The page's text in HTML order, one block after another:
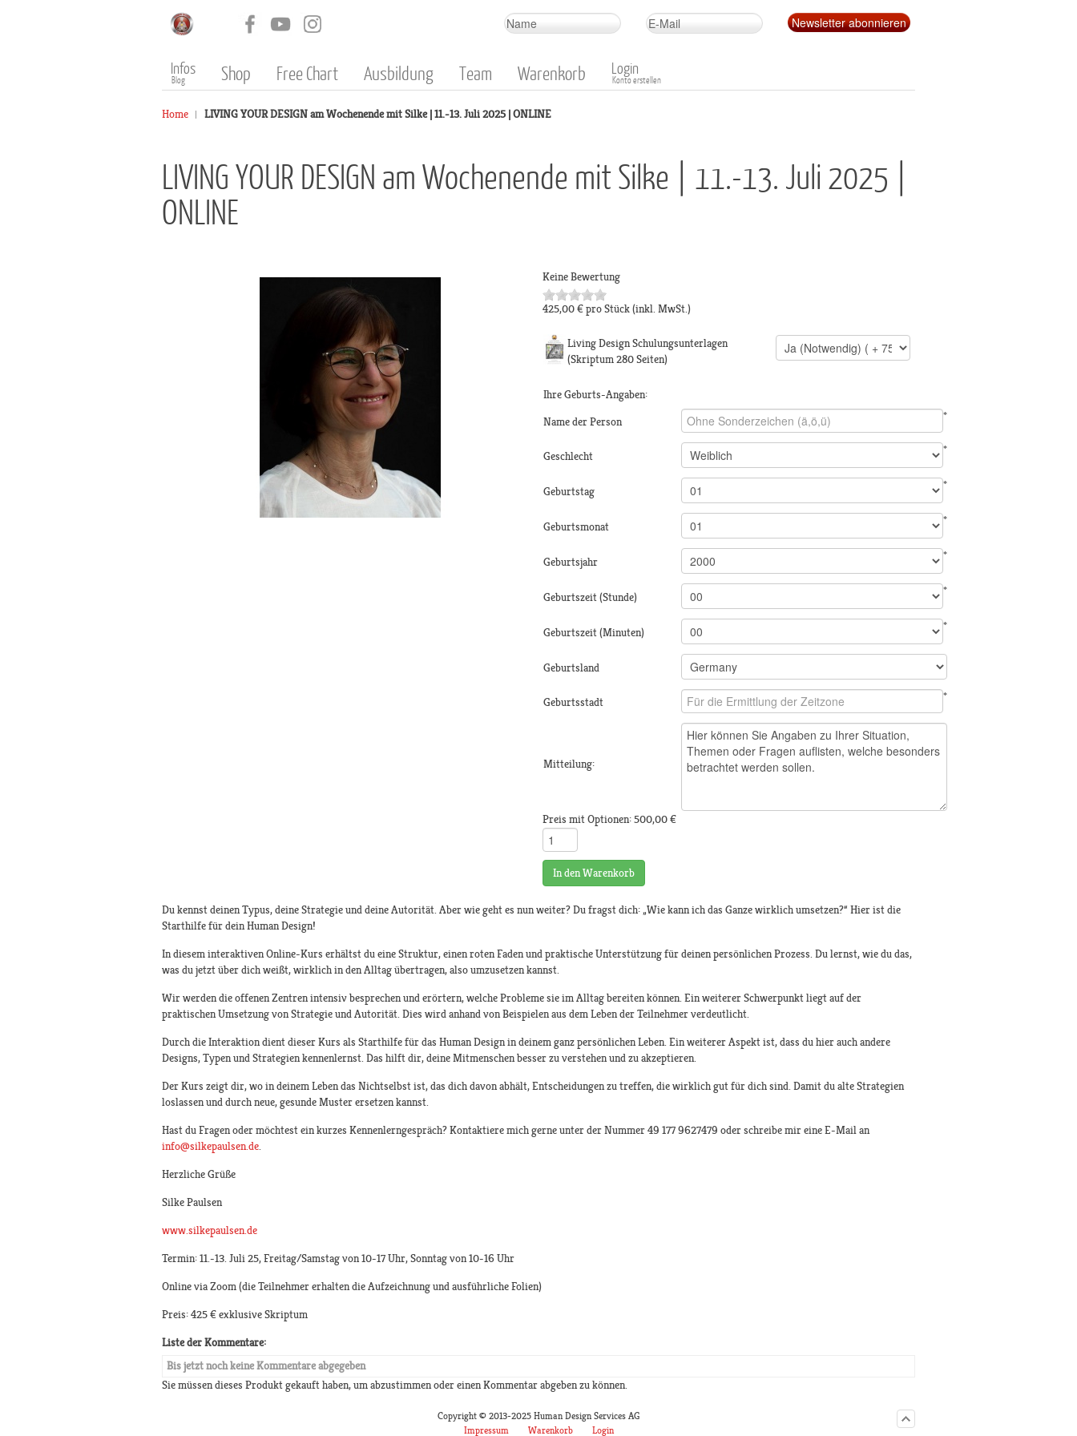
Infos
Blog Shop Free Chart Ausbildung Team Warenkorb Login
Konto erstellen
Home LIVING YOUR DESIGN am Wochenende mit Silke | 11.-13. Juli 2025 | ONLINE
LIVING YOUR DESIGN am Wochenende mit Silke | 11.-13. Juli 2025 |
ONLINE
Keine Bewertung
425,00 €pro Stück(inkl. MwSt.)
Living Design Schulungsunterlagen
(Skriptum 280 Seiten)
Ihre Geburts-Angaben:
Name der Person
*
Geschlecht *
Geburtstag *
Geburtsmonat *
Geburtsjahr *
Geburtszeit (Stunde) *
Geburtszeit (Minuten) *
Geburtsland
Geburtsstadt *
Mitteilung:
Preis mit Optionen:500,00 €
In den Warenkorb
Du kennst deinen Typus, deine Strategie und deine Autorität. Aber wie geht es nun weiter? Du fragst dich: „Wie kann ich das Ganze wirklich umsetzen?“ Hier ist die
Starthilfe für dein Human Design!
In diesem interaktiven Online-Kurs erhältst du eine Struktur, einen roten Faden und praktische Unterstützung für deinen persönlichen Prozess. Du lernst, wie du das,
was du jetzt über dich weißt, wirklich in den Alltag übertragen, also umzusetzen kannst.
Wir werden die offenen Zentren intensiv besprechen und erörtern, welche Probleme sie im Alltag bereiten können. Ein weiterer Schwerpunkt liegt auf der
praktischen Umsetzung von Strategie und Autorität. Dies wird anhand von Beispielen aus dem Leben der Teilnehmer verdeutlicht.
Durch die Interaktion dient dieser Kurs als Starthilfe für das Human Design in deinem ganz persönlichen Leben. Ein weiterer Aspekt ist, dass du hier auch andere
Designs, Typen und Strategien kennenlernst. Das hilft dir, deine Mitmenschen besser zu verstehen und zu akzeptieren.
Der Kurs zeigt dir, wo in deinem Leben das Nichtselbst ist, das dich davon abhält, Entscheidungen zu treffen, die wirklich gut für dich sind. Damit du alte Strategien
loslassen und durch neue, gesunde Muster ersetzen kannst.
Hast du Fragen oder möchtest ein kurzes Kennenlerngespräch? Kontaktiere mich gerne unter der Nummer 49 177 9627479 oder schreibe mir eine E-Mail an
info@silkepaulsen.de.
Herzliche Grüße
Silke Paulsen
www.silkepaulsen.de
Termin: 11.-13. Juli 25, Freitag/Samstag von 10-17 Uhr, Sonntag von 10-16 Uhr
Online via Zoom (die Teilnehmer erhalten die Aufzeichnung und ausführliche Folien)
Preis: 425 € exklusive Skriptum
Liste der Kommentare:
Bis jetzt noch keine Kommentare abgegeben
Sie müssen dieses Produkt gekauft haben, um abzustimmen oder einen Kommentar abgeben zu können.
Copyright © 2013-2025 Human Design Services AG
Impressum
Warenkorb Login